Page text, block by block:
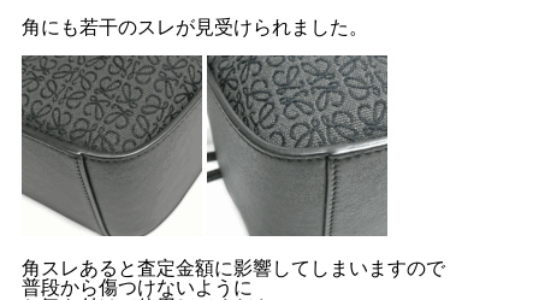
角にも若干のスレが見受けられました。
角スレあると査定金額に影響してしまいますので
普段から傷つけないように